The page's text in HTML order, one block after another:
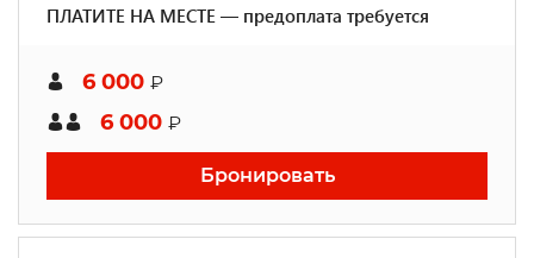
ПЛАТИТЕ НА МЕСТЕ — предоплата требуется
6 000 ₽
6 000 ₽
Бронировать